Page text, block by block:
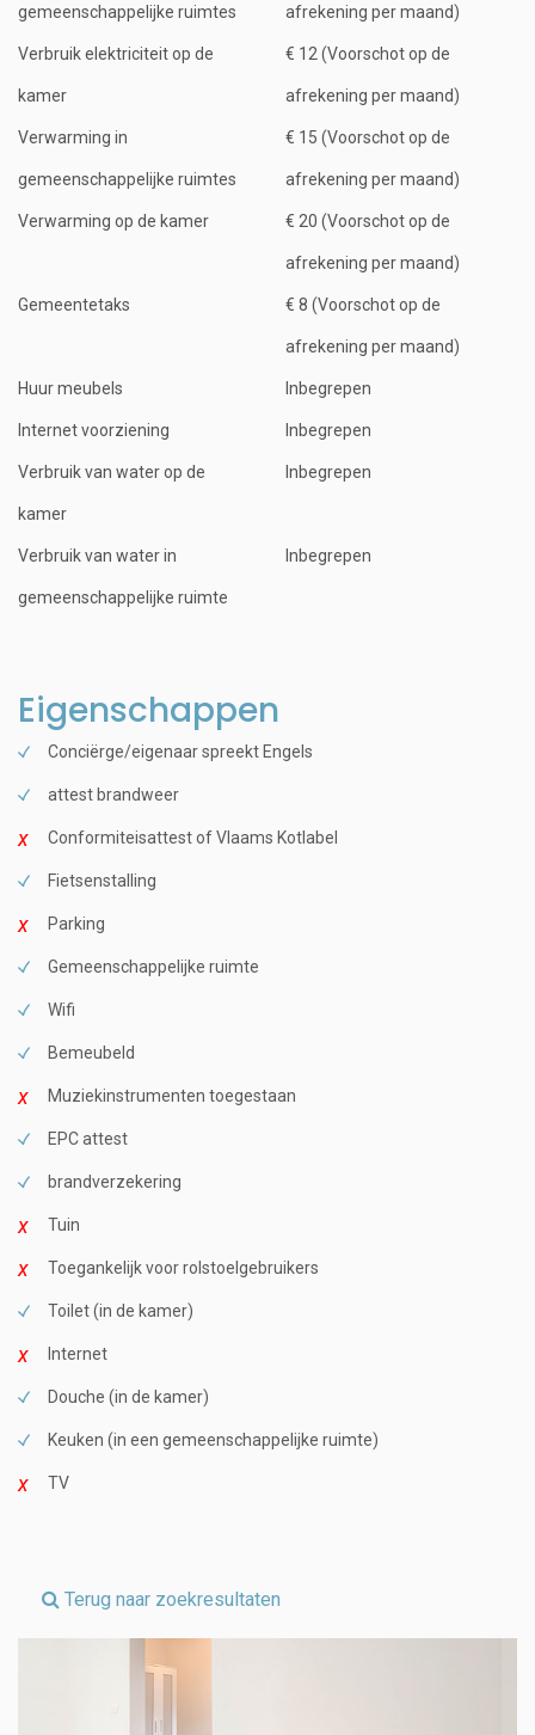
gemeenschappelijke ruimtes afrekening per maand)
Verbruik elektriciteit op de
kamer
€ 12 (Voorschot op de
afrekening per maand)
Verwarming in
gemeenschappelijke ruimtes
€ 15 (Voorschot op de
afrekening per maand)
Verwarming op de kamer € 20 (Voorschot op de
afrekening per maand)
Gemeentetaks € 8 (Voorschot op de
afrekening per maand)
Huur meubels Inbegrepen
Internet voorziening Inbegrepen
Verbruik van water op de
kamer
Inbegrepen
Verbruik van water in
gemeenschappelijke ruimte
Inbegrepen
Eigenschappen
Conciërge/eigenaar spreekt Engels
attest brandweer
Conformiteisattest of Vlaams Kotlabel
Fietsenstalling
Parking
Gemeenschappelijke ruimte
Wifi
Bemeubeld
Muziekinstrumenten toegestaan
EPC attest
brandverzekering
Tuin
Toegankelijk voor rolstoelgebruikers
Toilet (in de kamer)
Internet
Douche (in de kamer)
Keuken (in een gemeenschappelijke ruimte)
TV
Terug naar zoekresultaten